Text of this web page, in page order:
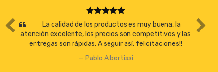
La calidad de los productos es muy buena, la
atención excelente, los precios son competitivos y las
entregas son rápidas. A seguir así, felicitaciones!!
Pablo Albertissi